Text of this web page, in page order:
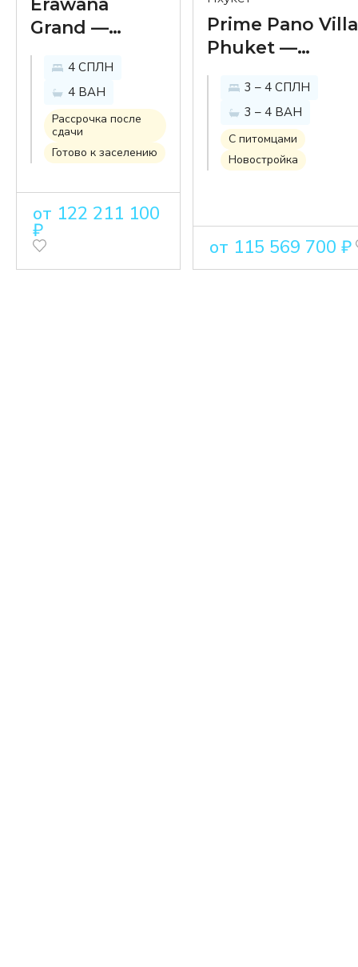
Erawana
Grand —
новое
воплощение
классической
тайской
элегантности
от одного из
самых
опытных
девелоперов
4 СПЛН
4 ВАН
Рассрочка после
сдачи
Готово к заселению
от 122 211 100
₽
Prime Pano Villa
Phuket —
роскошная
жизнь с видом
на
горные
3 – 4 СПЛН
3 – 4 ВАН
С питомцами
Новостройка
от 115 569 700 ₽